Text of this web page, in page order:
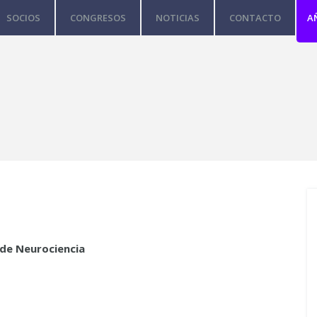
SOCIOS CONGRESOS NOTICIAS CONTACTO
Neurociencia